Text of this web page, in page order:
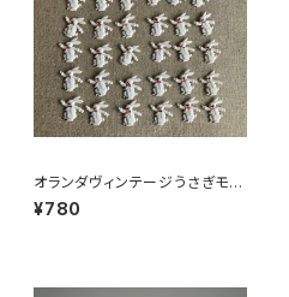
オランダヴィンテージうさぎモチ
ーフプラパーツ30個セットNo19
9
¥780